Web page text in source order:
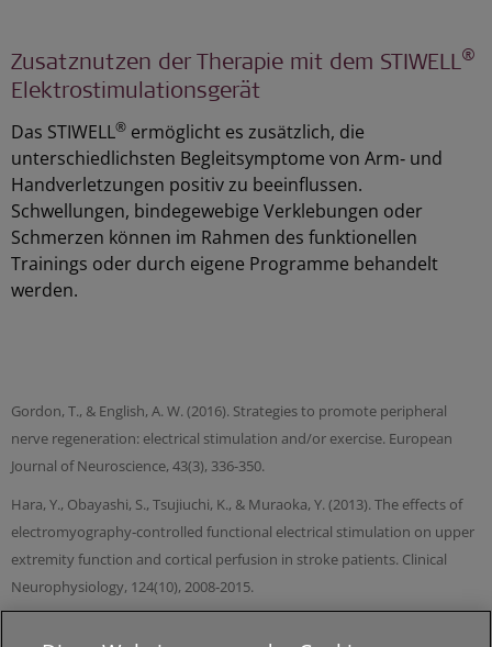
Zusatznutzen der Therapie mit dem STIWELL®
Elektrostimulationsgerät
Das STIWELL® ermöglicht es zusätzlich, die
unterschiedlichsten Begleitsymptome von Arm‑ und
Handverletzungen positiv zu beeinflussen.
Schwellungen, bindegewebige Verklebungen oder
Schmerzen können im Rahmen des funktionellen
Trainings oder durch eigene Programme behandelt
werden.
Gordon, T., & English, A. W. (2016). Strategies to promote peripheral
nerve regeneration: electrical stimulation and/or exercise. European
Journal of Neuroscience, 43(3), 336-350.
Hara, Y., Obayashi, S., Tsujiuchi, K., & Muraoka, Y. (2013). The effects of
electromyography‑controlled functional electrical stimulation on upper
extremity function and cortical perfusion in stroke patients. Clinical
Neurophysiology, 124(10), 2008‑2015.